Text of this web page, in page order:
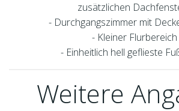
zusätzlichen
- Durchgangszimmer mit
- Kleiner Flurbereich
- Einheitlich hell geflieste
Weitere